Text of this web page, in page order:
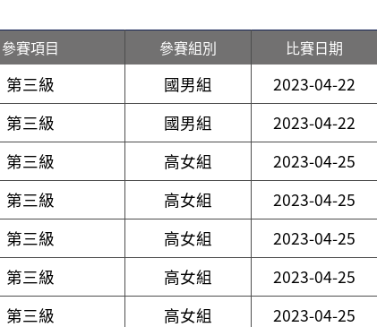
參賽項目 參賽組別 比賽日期
第三級 國男組 2023-04-22
第三級 國男組 2023-04-22
第三級 高女組 2023-04-25
第三級 高女組 2023-04-25
第三級 高女組 2023-04-25
第三級 高女組 2023-04-25
第三級 高女組 2023-04-25